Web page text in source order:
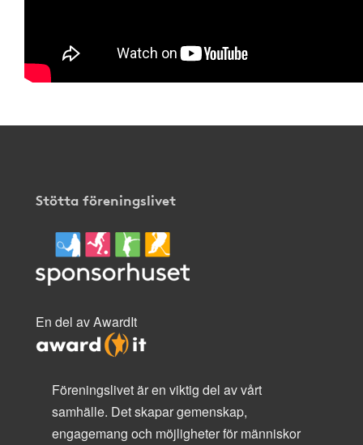
Stötta föreningslivet
En del av AwardIt
Föreningslivet är en viktig del av vårt
samhälle. Det skapar gemenskap,
engagemang och möjligheter för människor